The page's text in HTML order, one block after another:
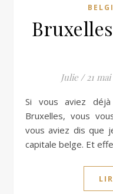
Julie / 21 mai
Si vous aviez déjà lu mon premier article sur
Bruxelles, vous
vous aviez dis que
capitale belge. Et